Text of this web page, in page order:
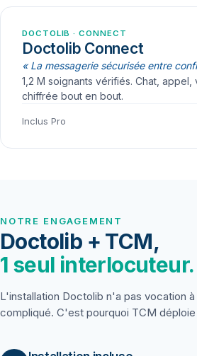
DOCTOLIB · CONNECT
Doctolib Connect
« La messagerie sécurisée entre
1,2 M soignants vérifiés. Chat,
chiffrée bout en bout.
Inclus Pro
NOTRE ENGAGEMENT
Doctolib + TCM,
1 seul interlocuteur.
L'installation Doctolib n'a pas vocation
compliqué. C'est pourquoi TCM